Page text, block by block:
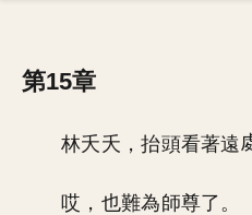
第15章
林夭夭，抬頭看著遠
哎，也難為師尊了。